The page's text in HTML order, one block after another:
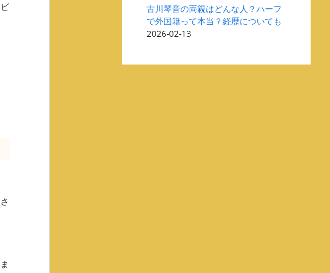
古川琴音の両親はどんな人？ハーフ
で外国籍って本当？経歴についても
2026-02-13